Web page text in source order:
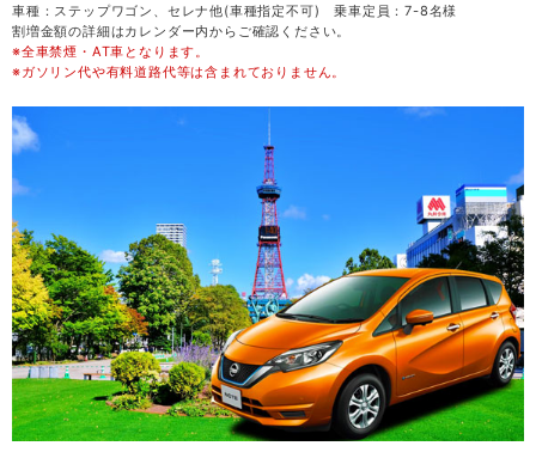
金 21
月 24
火 25
水 26
木 27
車種：ステップワゴン、セレナ他(車種指定不可) 乗車定員：7-8名様
割増金額の詳細はカレンダー内からご確認ください。
※全車禁煙・AT車となります。
※ガソリン代や有料道路代等は含まれておりません。